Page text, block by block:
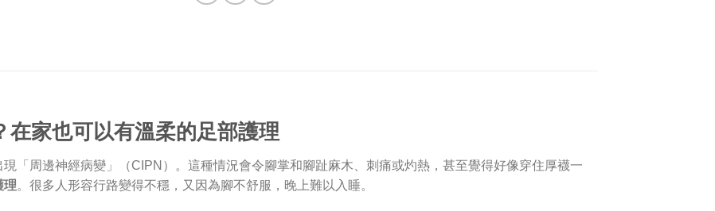
在家也可以有溫柔的足部護理
「周邊神經病變」（CIPN）。這種情況會令腳掌和腳趾麻木、刺痛或灼熱，甚至覺得好像穿住厚襪一
理。很多人形容行路變得不穩，又因為腳不舒服，晚上難以入睡。